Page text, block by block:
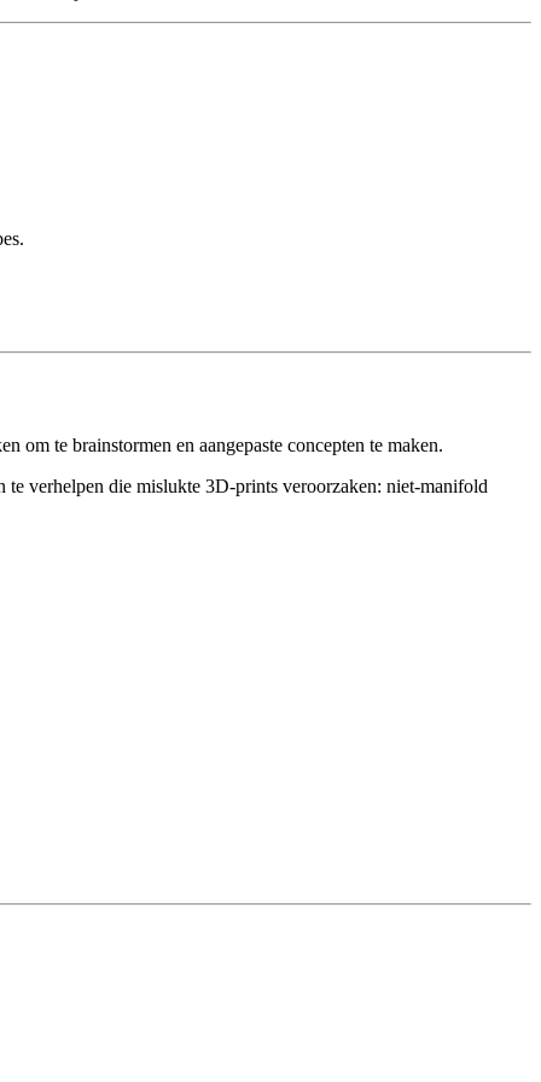
te brainstormen en aangepaste concepten te maken.
verhelpen die mislukte 3D-prints veroorzaken: niet-manifold